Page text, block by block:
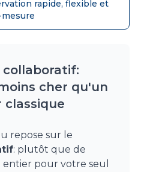
rapide, flexible et
cher qu'un
classique
repose sur le
: plutôt que de
pour votre seul